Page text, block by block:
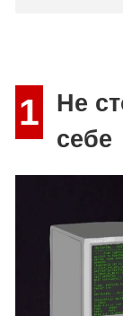
1
Не
себе